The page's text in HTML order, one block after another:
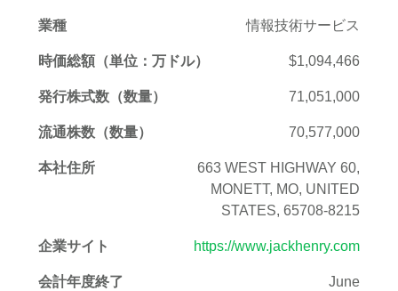
業種 情報技術サービス
時価総額（単位：万ドル） $1,094,466
発行株式数（数量） 71,051,000
流通株数（数量） 70,577,000
本社住所
663 WEST HIGHWAY 60,
MONETT, MO, UNITED
STATES, 65708-8215
企業サイト https://www.jackhenry.com
会計年度終了 June